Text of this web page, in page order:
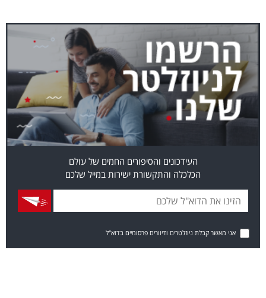
העידכונים והסיפורים החמים של עולם
הכלכלה והתקשורת ישירות במייל שלכם
אני מאשר קבלת ניוזלטרים ודיוורים פרסומיים בדוא"ל